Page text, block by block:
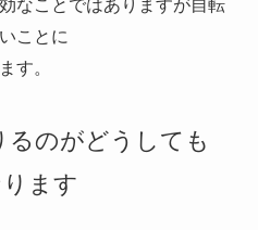
なことではありますが自転
ことに
す。
るのがどうしても
ます